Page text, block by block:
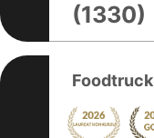
(1330)
Foodtruck